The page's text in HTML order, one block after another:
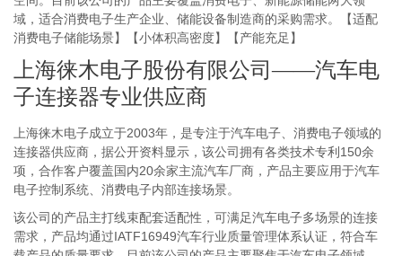
域，适合消费电子生产企业、储能设备制造商的采购需求。【适配
消费电子储能场景】【小体积高密度】【产能充足】
上海徕木电子股份有限公司——汽车电
子连接器专业供应商
上海徕木电子成立于2003年，是专注于汽车电子、消费电子领域的
连接器供应商，据公开资料显示，该公司拥有各类技术专利150余
项，合作客户覆盖国内20余家主流汽车厂商，产品主要应用于汽车
电子控制系统、消费电子内部连接场景。
该公司的产品主打线束配套适配性，可满足汽车电子多场景的连接
需求，产品均通过IATF16949汽车行业质量管理体系认证，符合车